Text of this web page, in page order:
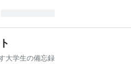
大学生の備忘録